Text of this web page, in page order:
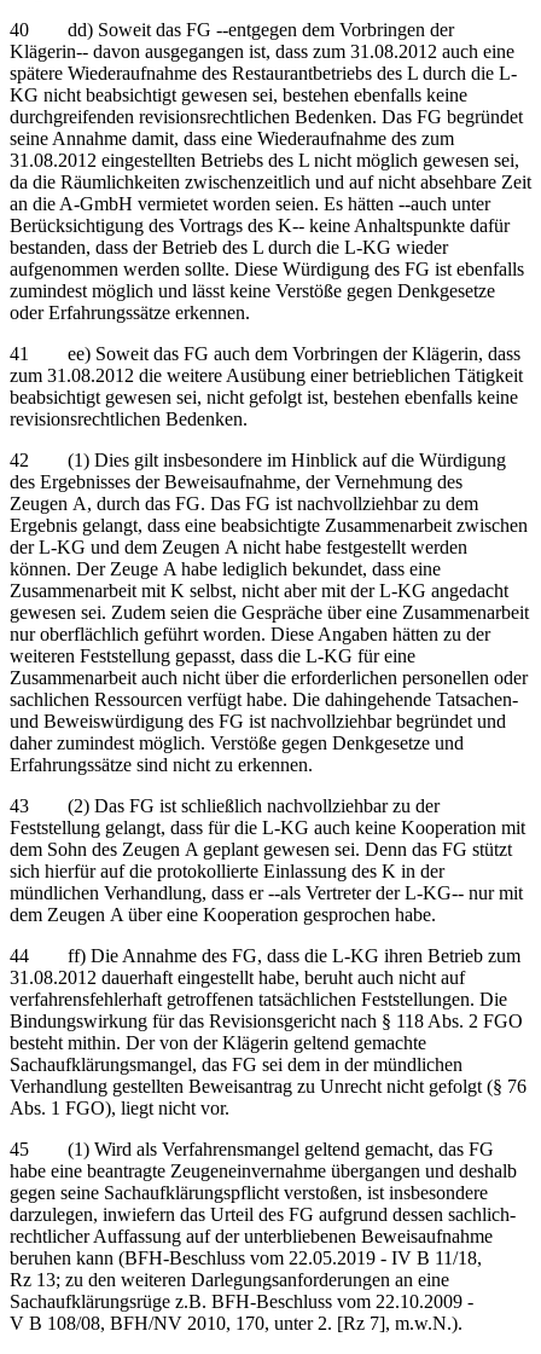
40 dd) Soweit das FG ‑‑entgegen dem Vorbringen der
Klägerin‑‑ davon ausgegangen ist, dass zum 31.08.2012 auch eine
spätere Wiederaufnahme des Restaurantbetriebs des L durch die L-
KG nicht beabsichtigt gewesen sei, bestehen ebenfalls keine
durchgreifenden revisionsrechtlichen Bedenken. Das FG begründet
seine Annahme damit, dass eine Wiederaufnahme des zum
31.08.2012 eingestellten Betriebs des L nicht möglich gewesen sei,
da die Räumlichkeiten zwischenzeitlich und auf nicht absehbare Zeit
an die A-GmbH vermietet worden seien. Es hätten ‑‑auch unter
Berücksichtigung des Vortrags des K‑‑ keine Anhaltspunkte dafür
bestanden, dass der Betrieb des L durch die L-KG wieder
aufgenommen werden sollte. Diese Würdigung des FG ist ebenfalls
zumindest möglich und lässt keine Verstöße gegen Denkgesetze
oder Erfahrungssätze erkennen.
41 ee) Soweit das FG auch dem Vorbringen der Klägerin, dass
zum 31.08.2012 die weitere Ausübung einer betrieblichen Tätigkeit
beabsichtigt gewesen sei, nicht gefolgt ist, bestehen ebenfalls keine
revisionsrechtlichen Bedenken.
42 (1) Dies gilt insbesondere im Hinblick auf die Würdigung
des Ergebnisses der Beweisaufnahme, der Vernehmung des
Zeugen A, durch das FG. Das FG ist nachvollziehbar zu dem
Ergebnis gelangt, dass eine beabsichtigte Zusammenarbeit zwischen
der L-KG und dem Zeugen A nicht habe festgestellt werden
können. Der Zeuge A habe lediglich bekundet, dass eine
Zusammenarbeit mit K selbst, nicht aber mit der L-KG angedacht
gewesen sei. Zudem seien die Gespräche über eine Zusammenarbeit
nur oberflächlich geführt worden. Diese Angaben hätten zu der
weiteren Feststellung gepasst, dass die L-KG für eine
Zusammenarbeit auch nicht über die erforderlichen personellen oder
sachlichen Ressourcen verfügt habe. Die dahingehende Tatsachen-
und Beweiswürdigung des FG ist nachvollziehbar begründet und
daher zumindest möglich. Verstöße gegen Denkgesetze und
Erfahrungssätze sind nicht zu erkennen.
43 (2) Das FG ist schließlich nachvollziehbar zu der
Feststellung gelangt, dass für die L-KG auch keine Kooperation mit
dem Sohn des Zeugen A geplant gewesen sei. Denn das FG stützt
sich hierfür auf die protokollierte Einlassung des K in der
mündlichen Verhandlung, dass er ‑‑als Vertreter der L-KG‑‑ nur mit
dem Zeugen A über eine Kooperation gesprochen habe.
44 ff) Die Annahme des FG, dass die L-KG ihren Betrieb zum
31.08.2012 dauerhaft eingestellt habe, beruht auch nicht auf
verfahrensfehlerhaft getroffenen tatsächlichen Feststellungen. Die
Bindungswirkung für das Revisionsgericht nach § 118 Abs. 2 FGO
besteht mithin. Der von der Klägerin geltend gemachte
Sachaufklärungsmangel, das FG sei dem in der mündlichen
Verhandlung gestellten Beweisantrag zu Unrecht nicht gefolgt (§ 76
Abs. 1 FGO), liegt nicht vor.
45 (1) Wird als Verfahrensmangel geltend gemacht, das FG
habe eine beantragte Zeugeneinvernahme übergangen und deshalb
gegen seine Sachaufklärungspflicht verstoßen, ist insbesondere
darzulegen, inwiefern das Urteil des FG aufgrund dessen sachlich-
rechtlicher Auffassung auf der unterbliebenen Beweisaufnahme
beruhen kann (BFH-Beschluss vom 22.05.2019 - IV B 11/18,
Rz 13; zu den weiteren Darlegungsanforderungen an eine
Sachaufklärungsrüge z.B. BFH-Beschluss vom 22.10.2009 -
V B 108/08, BFH/NV 2010, 170, unter 2. [Rz 7], m.w.N.).